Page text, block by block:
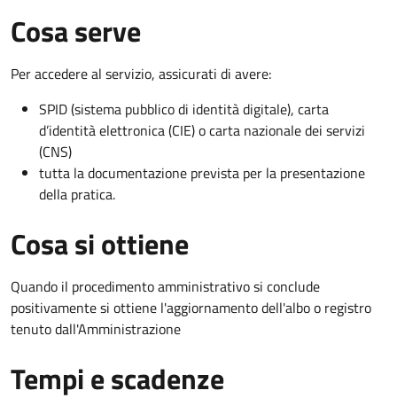
Cosa serve
Per accedere al servizio, assicurati di avere:
SPID (sistema pubblico di identità digitale), carta
d’identità elettronica (CIE) o carta nazionale dei servizi
(CNS)
tutta la documentazione prevista per la presentazione
della pratica.
Cosa si ottiene
Quando il procedimento amministrativo si conclude
positivamente si ottiene l'aggiornamento dell'albo o registro
tenuto dall'Amministrazione
Tempi e scadenze